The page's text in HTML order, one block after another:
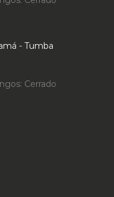
- Tumba
Cerrado